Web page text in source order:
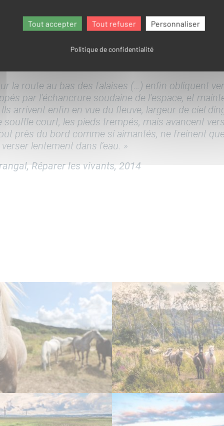
la route au bas des falaises (…) enfin obliquent
par l’échancrure soudaine de l’espace, et
Ils arrivent enfin en vue du fleuve, largeur de ciel
souffle court, les pieds trempés, mais avancent
près du bord comme si aimantés, ne freinent
lentement dans l’eau. »
Réparer les vivants, 2014
Tout accepter Tout refuser Personnaliser
Politique de confidentialité